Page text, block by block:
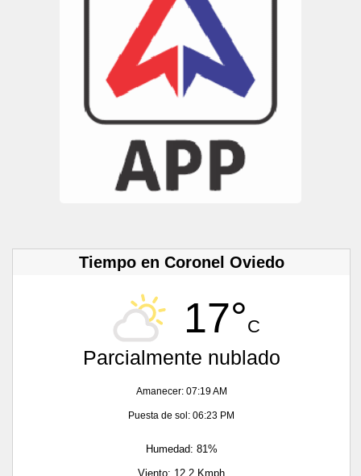
Tiempo en Coronel Oviedo
17°C
Parcialmente nublado
Amanecer: 07:19 AM
Puesta de sol: 06:23 PM
Humedad: 81%
Viento: 12.2 Kmph